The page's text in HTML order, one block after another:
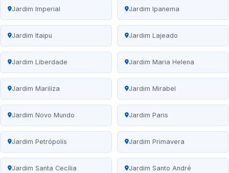
Jardim Imperial Jardim Ipanema
Jardim Itaipu Jardim Lajeado
Jardim Liberdade Jardim Maria Helena
Jardim Mariliza Jardim Mirabel
Jardim Novo Mundo Jardim Paris
Jardim Petrópolis Jardim Primavera
Jardim Santa Cecília Jardim Santo André